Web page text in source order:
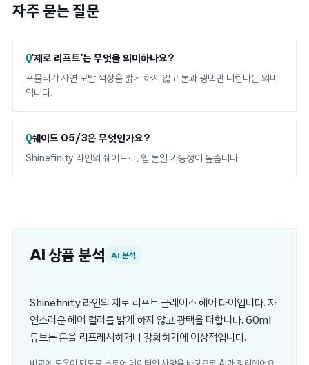
자주 묻는 질문
'제로 리프트'는 무엇을 의미하나요?
포뮬러가 자연 모발 색상을 밝게 하지 않고 톤과 광택만 더한다는 의미
입니다.
쉐이드 05/3은 무엇인가요?
Shinefinity 라인의 쉐이드로, 웜 톤일 가능성이 높습니다.
AI 상품 분석 AI 분석
Shinefinity 라인의 제로 리프트 글레이즈 헤어 다이입니다. 자
연스러운 헤어 컬러를 밝게 하지 않고 광택을 더합니다. 60ml
튜브는 톤을 리프레시하거나 강화하기에 이상적입니다.